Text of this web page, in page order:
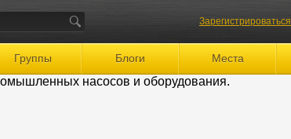
Зарегистрироваться
Группы Блоги Места
насосов и оборудования.